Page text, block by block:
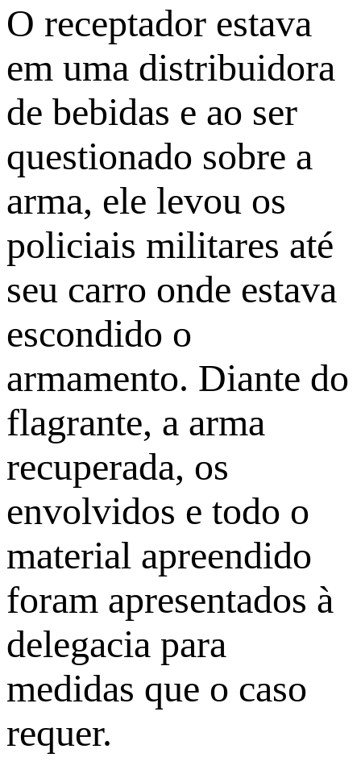
O receptador estava
em uma distribuidora
de bebidas e ao ser
questionado sobre a
arma, ele levou os
policiais militares até
seu carro onde estava
escondido o
armamento. Diante do
flagrante, a arma
recuperada, os
envolvidos e todo o
material apreendido
foram apresentados à
delegacia para
medidas que o caso
requer.